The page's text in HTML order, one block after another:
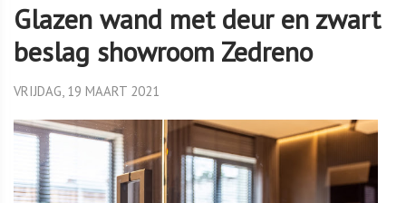
Glazen wand met deur en zwart
beslag showroom Zedreno
VRIJDAG, 19 MAART 2021